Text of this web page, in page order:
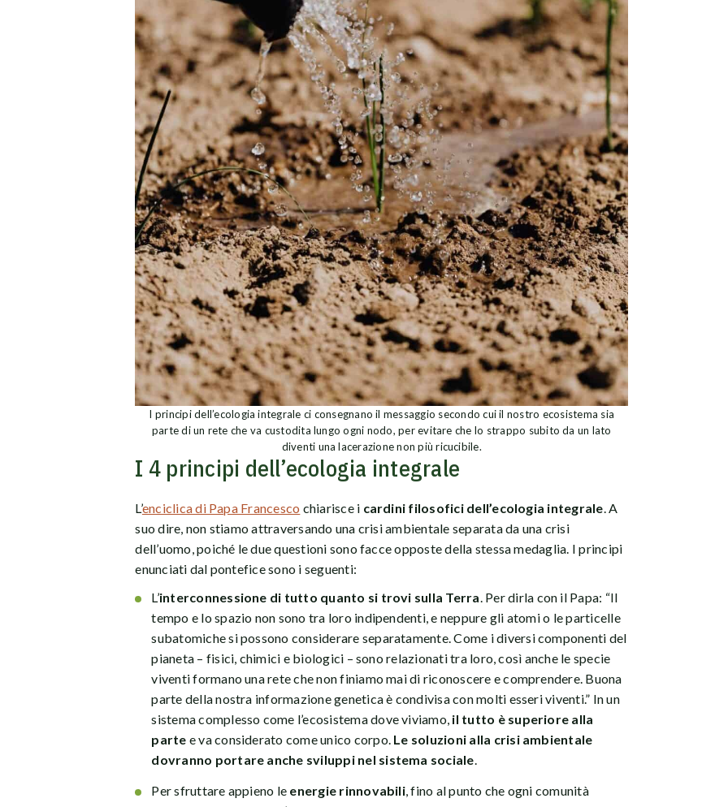
I principi dell’ecologia integrale ci consegnano il messaggio secondo cui il nostro ecosistema sia
parte di un rete che va custodita lungo ogni nodo, per evitare che lo strappo subito da un lato
diventi una lacerazione non più ricucibile.
I 4 principi dell’ecologia integrale
L’enciclica di Papa Francesco chiarisce i cardini filosofici dell’ecologia integrale. A
suo dire, non stiamo attraversando una crisi ambientale separata da una crisi
dell’uomo, poiché le due questioni sono facce opposte della stessa medaglia. I principi
enunciati dal pontefice sono i seguenti:
L’interconnessione di tutto quanto si trovi sulla Terra. Per dirla con il Papa: “Il
tempo e lo spazio non sono tra loro indipendenti, e neppure gli atomi o le particelle
subatomiche si possono considerare separatamente. Come i diversi componenti del
pianeta – fisici, chimici e biologici – sono relazionati tra loro, così anche le specie
viventi formano una rete che non finiamo mai di riconoscere e comprendere. Buona
parte della nostra informazione genetica è condivisa con molti esseri viventi.” In un
sistema complesso come l’ecosistema dove viviamo, il tutto è superiore alla
parte e va considerato come unico corpo. Le soluzioni alla crisi ambientale
dovranno portare anche sviluppi nel sistema sociale.
Per sfruttare appieno le energie rinnovabili, fino al punto che ogni comunità